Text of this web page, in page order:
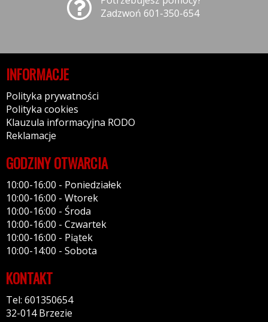
Zadzwoń 601-350-654
INFORMACJE
Polityka prywatności
Polityka cookies
Klauzula informacyjna RODO
Reklamacje
GODZINY OTWARCIA
10:00-16:00 - Poniedziałek
10:00-16:00 - Wtorek
10:00-16:00 - Środa
10:00-16:00 - Czwartek
10:00-16:00 - Piątek
10:00-14:00 - Sobota
KONTAKT
Tel: 601350654
32-014 Brzezie